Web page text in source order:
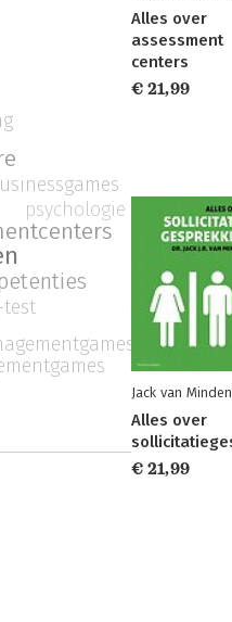
test
psychologie
Alles over
assessment
centers
€ 21,99
Jack van Minden
Alles over
€ 21,99